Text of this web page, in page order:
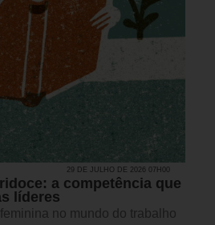
29 DE JULHO DE 2026 07H00
a competência que
líderes
no mundo do trabalho